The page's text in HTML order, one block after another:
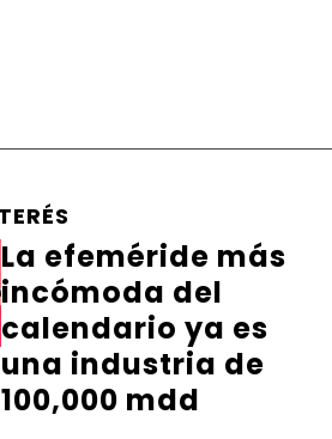
La efeméride más
incómoda del
calendario ya es
una industria de
100,000 mdd